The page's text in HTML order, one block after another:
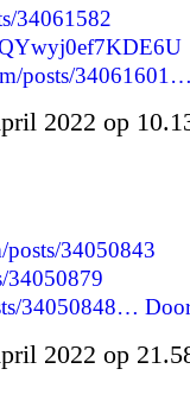
34061582
posts/
2022 op
posts/34050843
34050879
34050848…
2022 op